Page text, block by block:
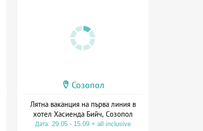
Созопол
Лятна ваканция на първа линия в
хотел Хасиенда Бийч, Созопол
Дата: 29.05 - 15.09 + all inclusive